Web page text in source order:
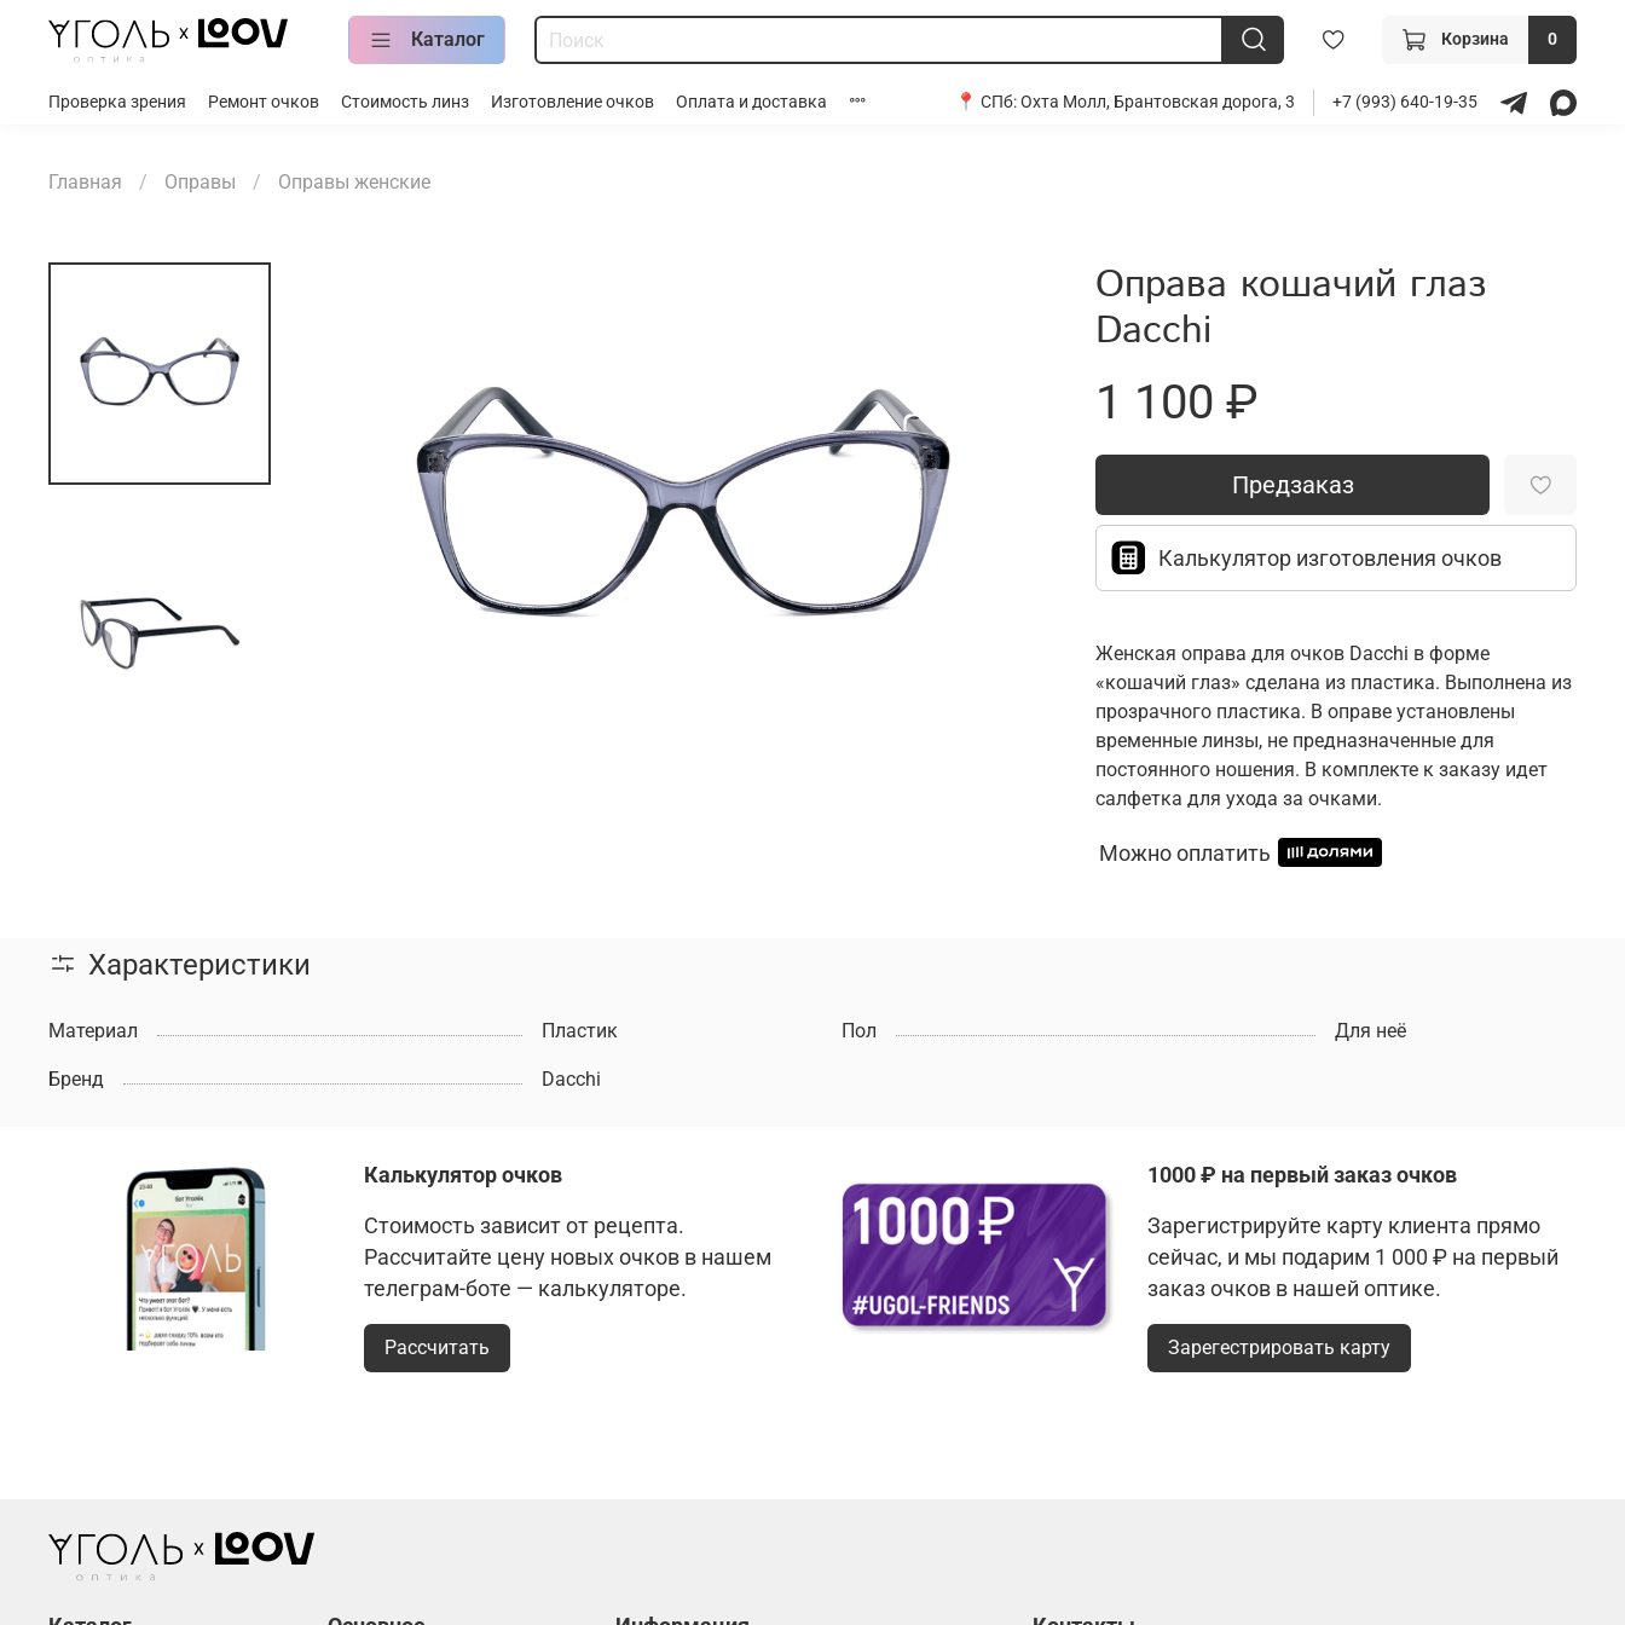
Каталог Корзина 0
Проверка зрения Ремонт очков Стоимость линз Изготовление очков Оплата и доставка 📍 СПб:Охта Молл, Брантовская дорога, 3 +7 (993) 640-19-35
Главная Оправы Оправы женские
Оправа кошачий глаз
Dacchi
1 100 ₽
Предзаказ
Калькулятор изготовления очков
Женская оправа для очков Dacchi в форме
«кошачий глаз» сделана из пластика. Выполнена из
прозрачного пластика. В оправе установлены
временные линзы, не предназначенные для
постоянного ношения. В комплекте к заказу идет
салфетка для ухода за очками.
Можно оплатить
Характеристики
Материал Пластик Пол Для неё
Бренд Dacchi
Калькулятор очков
Стоимость зависит от рецепта.
Рассчитайте цену новых очков в нашем
телеграм-боте — калькуляторе.
Рассчитать
1000 ₽ на первый заказ очков
Зарегистрируйте карту клиента прямо
сейчас, и мы подарим 1 000 ₽ на первый
заказ очков в нашей оптике.
Зарегестрировать карту